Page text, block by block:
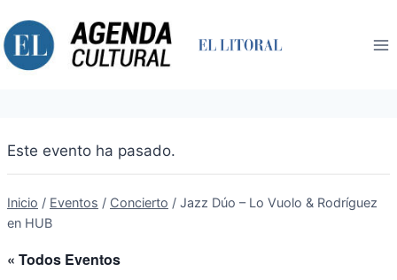
al
contenido
Este evento ha pasado.
Inicio / Eventos / Concierto / Jazz Dúo – Lo Vuolo & Rodríguez
en HUB
« Todos Eventos